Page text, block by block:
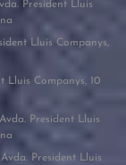
President Lluis
Lluis Companys,
Lluis Companys, 10
President Lluis
President Lluis